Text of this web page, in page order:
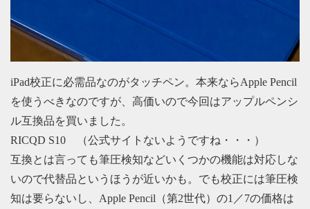
iPad校正に必需品なのがタッチペン。本来ならApple Pencil
を使うべきなのですが、高価いので今回はアップルペンシ
ル互換品を買いました。
RICQD S10 （公式サイトないようですね・・・）
互換とは言っても筆圧検知などいくつかの機能は対応しな
いので代替品というほうが近いかも。でも校正には筆圧検
知は要らないし、Apple Pencil（第2世代）の1／7の価格は